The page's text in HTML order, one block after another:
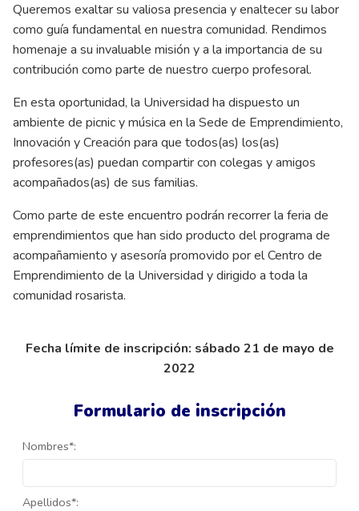
Formulario de inscripción
Nombres*:
Apellidos*:
Queremos exaltar su valiosa presencia y enaltecer su labor
como guía fundamental en nuestra comunidad. Rendimos
homenaje a su invaluable misión y a la importancia de su
contribución como parte de nuestro cuerpo profesoral.
En esta oportunidad, la Universidad ha dispuesto un
ambiente de picnic y música en la Sede de Emprendimiento,
Innovación y Creación para que todos(as) los(as)
profesores(as) puedan compartir con colegas y amigos
acompañados(as) de sus familias.
Como parte de este encuentro podrán recorrer la feria de
emprendimientos que han sido producto del programa de
acompañamiento y asesoría promovido por el Centro de
Emprendimiento de la Universidad y dirigido a toda la
comunidad rosarista.
Fecha límite de inscripción: sábado 21 de mayo de
2022